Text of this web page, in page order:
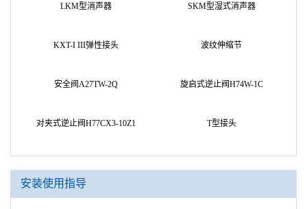
LKM型消声器 SKM型湿式消声器
KXT-I III弹性接头 波纹伸缩节
安全阀A27TW-2Q 旋启式逆止阀H74W-1C
对夹式逆止阀H77CX3-10Z1 T型接头
安装使用指导